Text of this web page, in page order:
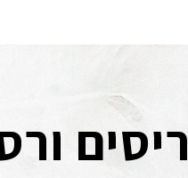
ריסים